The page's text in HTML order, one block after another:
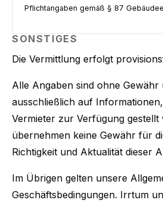
Pflichtangaben gemäß § 87
SONSTIGES
Die Vermittlung erfolgt
Alle Angaben sind ohne Gewähr
ausschließlich auf
Vermieter zur Verfügung gestellt
übernehmen keine Gewähr für
Richtigkeit und Aktualität dieser
Im Übrigen gelten unsere
Geschäftsbedingungen. Irrtum